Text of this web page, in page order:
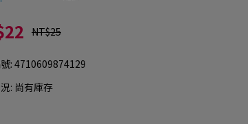
NT$25
:4710609874129
: 尚有庫存